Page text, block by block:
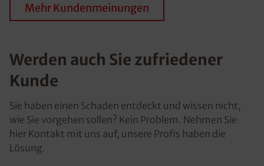
Mehr Kundenmeinungen
Werden auch Sie zufriedener
Kunde
Sie haben einen Schaden entdeckt und wissen nicht,
wie Sie vorgehen sollen? Kein Problem. Nehmen Sie
hier Kontakt mit uns auf, unsere Profis haben die
Lösung.